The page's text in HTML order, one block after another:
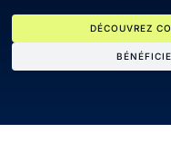
DÉCOUVREZ